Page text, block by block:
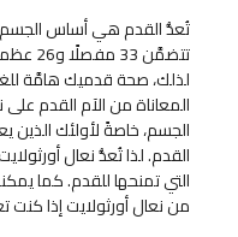
تُعدُّ القدم هي أساس
لذلك، صحة قدميك هامَّة
المعاناة من الآم القدم
الجسم، خاصةً لأولئك
القدم. لذا تُعدُّ نعال أورثولايت
التي تمنحها للقدم. كما
من نعال أورثولايت إذا